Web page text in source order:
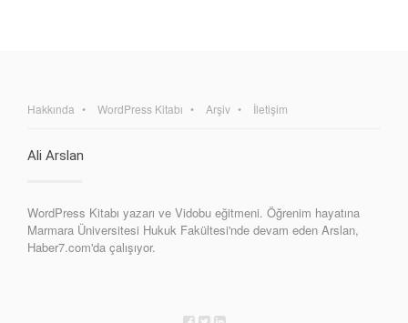
Hakkında WordPress Kitabı Arşiv İletişim
Ali Arslan
WordPress Kitabı yazarı ve Vidobu eğitmeni. Öğrenim hayatına
Marmara Üniversitesi Hukuk Fakültesi'nde devam eden Arslan,
Haber7.com'da çalışıyor.